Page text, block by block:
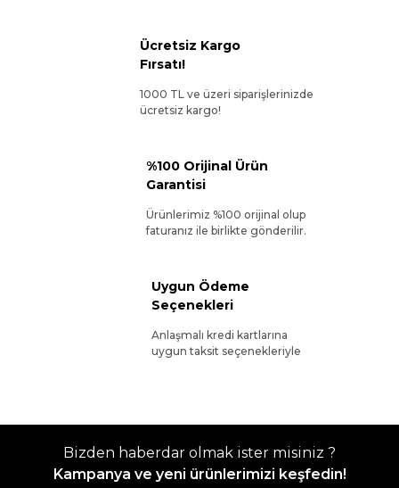
Ücretsiz Kargo
Fırsatı!
1000 TL ve üzeri siparişlerinizde
ücretsiz kargo!
%100 Orijinal Ürün
Garantisi
Ürünlerimiz %100 orijinal olup
faturanız ile birlikte gönderilir.
Uygun Ödeme
Seçenekleri
Anlaşmalı kredi kartlarına
uygun taksit seçenekleriyle
Bizden haberdar olmak ister misiniz ?
Kampanya ve yeni ürünlerimizi keşfedin!